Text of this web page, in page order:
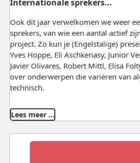
Internationale sprekers...
Ook dit jaar verwelkomen we weer
sprekers, van wie een aantal actief
project. Zo kun je (Engelstalige)
Yves Hoppe, Eli Aschkenasy, Junior
Javier Olivares, Robert Mittl, Elisa
over onderwerpen die variëren van
technisch.
Lees meer …